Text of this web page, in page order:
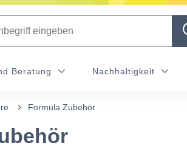
Beratung Nachhaltigkeit
Formula Zubehör